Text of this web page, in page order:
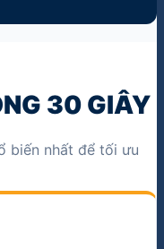
30 GIÂY